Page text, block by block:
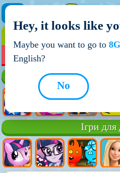
НОВІ ІГРИ
Ігри для
Hey, it looks like
Maybe you want to go to
English?
No